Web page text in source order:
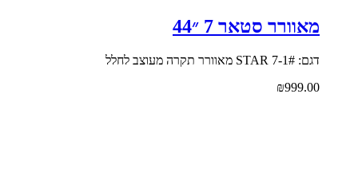
מאוורר סטאר 7 ״44
דגם: #STAR 7-1 מאוורר תקרה מעוצב לחלל
₪999.00